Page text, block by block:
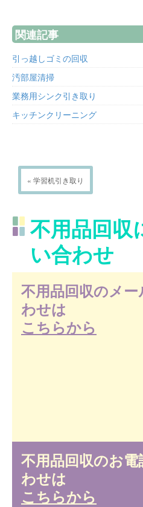
関連記事
引っ越しゴミの回収
汚部屋清掃
業務用シンク引き取り
キッチンクリーニング
« 学習机引き取り
不用品回収
い合わせ
不用品回収のメ
わせは
こちらから
不用品回収のお
わせは
こちらから